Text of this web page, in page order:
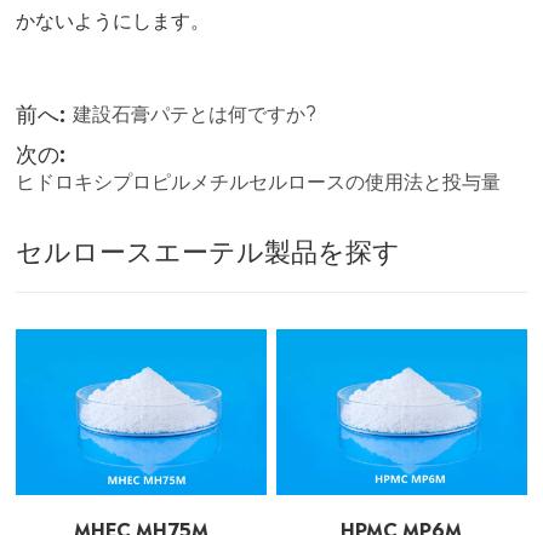
かないようにします。
前へ: 建設石膏パテとは何ですか?
次の:
ヒドロキシプロピルメチルセルロースの使用法と投与量
セルロースエーテル製品を探す
MHEC MH75M HPMC MP6M